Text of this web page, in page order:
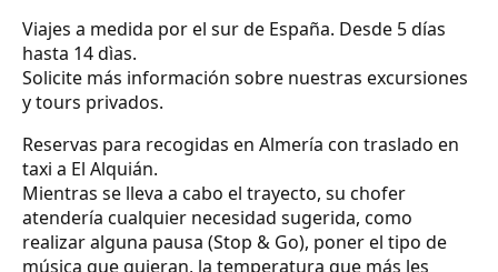
Viajes a medida por el sur de España. Desde 5 días
hasta 14 dìas.
Solicite más información sobre nuestras excursiones
y tours privados.
Reservas para recogidas en Almería con traslado en
taxi a El Alquián.
Mientras se lleva a cabo el trayecto, su chofer
atendería cualquier necesidad sugerida, como
realizar alguna pausa (Stop & Go), poner el tipo de
música que quieran, la temperatura que más les